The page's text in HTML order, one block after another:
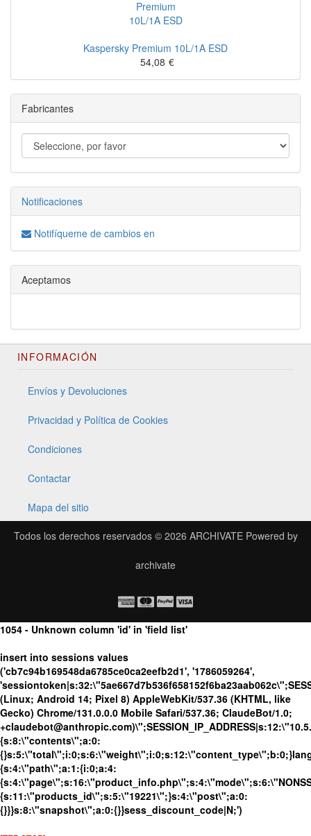
Kaspersky Premium 10L/1A ESD
54,08 €
Fabricantes
Notificaciones
Notifíqueme de cambios en
Aceptamos
INFORMACIÓN
Envíos y Devoluciones
Privacidad y Política de Cookies
Condiciones
Contactar
Mapa del sitio
Todos los derechos reservados © 2026 ARCHIVATEPowered by
archivate
1054 - Unknown column 'id' in 'field list'
insert into sessions values
('cb7c94b169548da6785ce0ca2eefb2d1', '1786059264',
(Linux; Android 14; Pixel 8) AppleWebKit/537.36 (KHTML, like
Gecko) Chrome/131.0.0.0 Mobile Safari/537.36; ClaudeBot/1.0;
{s:8:\"contents\";a:0:
{s:4:\"path\";a:1:{i:0;a:4:
{s:11:\"products_id\";s:5:\"19221\";}s:4:\"post\";a:0:
{}}}s:8:\"snapshot\";a:0:{}}sess_discount_code|N;')